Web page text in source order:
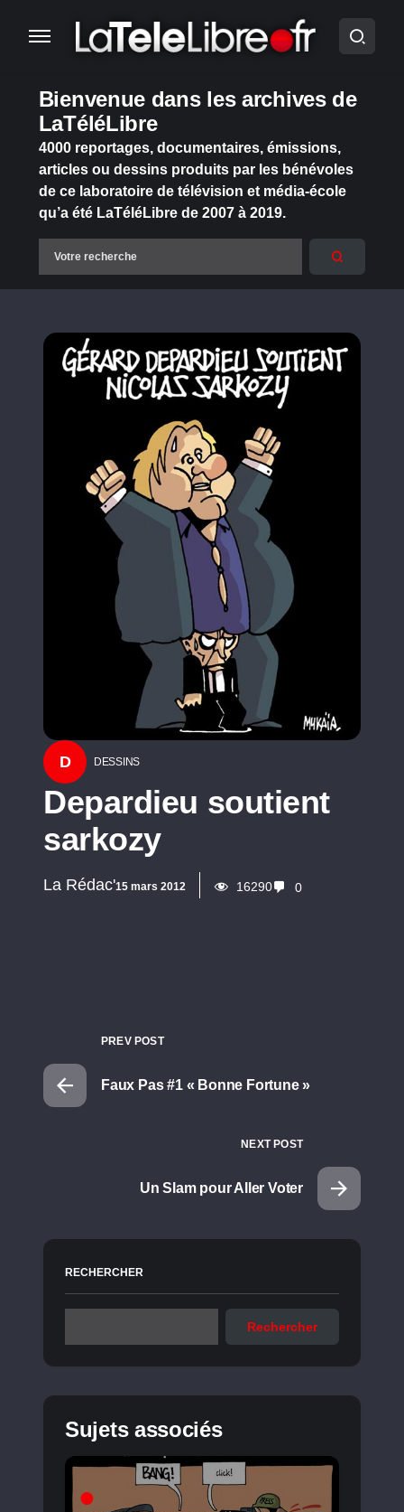
Bienvenue dans les archives de
LaTéléLibre
4000 reportages, documentaires, émissions,
articles ou dessins produits par les bénévoles
de ce laboratoire de télévision et média-école
qu’a été LaTéléLibre de 2007 à 2019.
D DESSINS
Depardieu soutient
sarkozy
La Rédac'15 mars 2012 16290 0
PREV POST
Faux Pas #1 « Bonne Fortune »
NEXT POST
Un Slam pour Aller Voter
RECHERCHER
Rechercher
Sujets associés